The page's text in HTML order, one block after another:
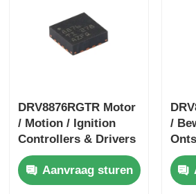
DRV8876RGTR Motor
/ Motion / Ignition
Controllers & Drivers
40-V 3.5-A H-bridge
Motor Driver met I
Aanvraag sturen
/
&